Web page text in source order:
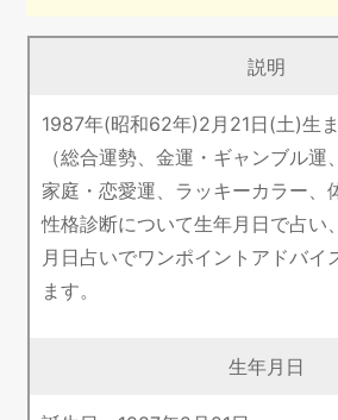
説明
1987年(昭和62年)2月21日(土)生
（総合運勢、金運・ギャンブル運
家庭・恋愛運、ラッキーカラー、
性格診断について生年月日で占い
月日占いでワンポイントアドバイ
ます。
生年月日